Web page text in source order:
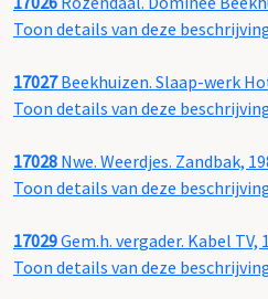
Toon details van deze
17027Beekhuizen. Slaap-werk
Toon details van deze
17028 Nwe. Weerdjes. Zandbak,
Toon details van deze
17029Gem.h. vergader. Kabel TV,
Toon details van deze